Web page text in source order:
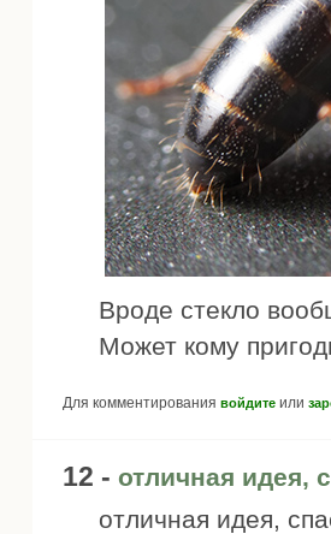
Вроде стекло
Может кому
Для комментирования войдите или
12 - отличная идея,
отличная идея,